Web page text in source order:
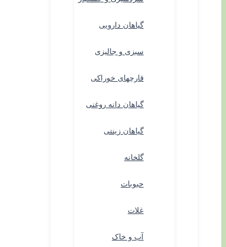
گیاهان دارویی
سبزی و جالیزی
قارچهای خوراکی
گیاهان دانه روغنی
گیاهان زینتی
گلخانه
حبوبات
غلات
آب و خاک